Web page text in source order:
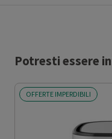
Potresti essere
OFFERTE IMPERDIBILI